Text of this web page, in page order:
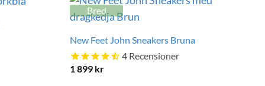
Bred
New Feet John Sneakers Bruna
4 Recensioner
1 899 kr